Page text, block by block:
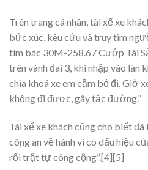
Trên trang cá nhân, tài xế xe
bức xúc, kêu cứu và truy tìm
tìm bác 30M-258.67 Cướp Tài
trên vành đai 3, khi nhập vào làn
chìa khoá xe em cầm bỏ đi. Giờ
không đi được, gây tắc đường.”
Tài xế xe khách cũng cho biết
công an về hành vi có dấu hiệu
rối trật tự công cộng”.[4][5]